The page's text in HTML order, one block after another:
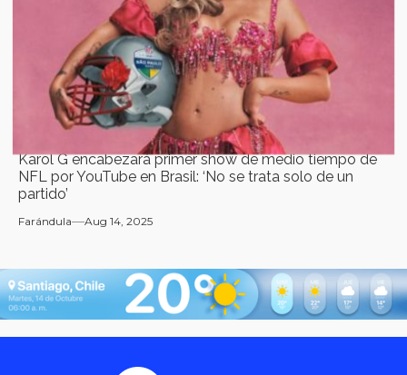
Karol G encabezará primer show de medio tiempo de
NFL por YouTube en Brasil: ‘No se trata solo de un
partido’
Farándula Aug 14, 2025